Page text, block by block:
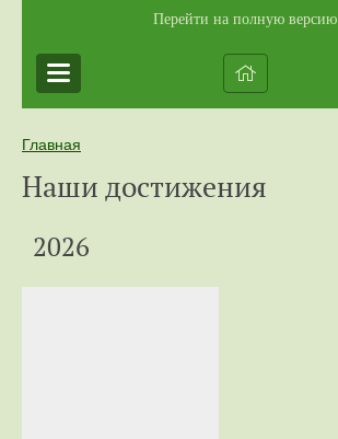
Перейти на полную версию
Главная
Наши достижения
2026